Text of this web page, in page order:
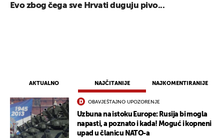
AKTUALNO NAJČITANIJE NAJKOMENTIRANIJE
OBAVJEŠTAJNO UPOZORENJE
Uzbuna na istoku Europe: Rusija bi mogla
napasti, a poznato i kada! Moguć i kopneni
upad u članicu NATO-a
Evo zbog čega sve Hrvati duguju pivo...